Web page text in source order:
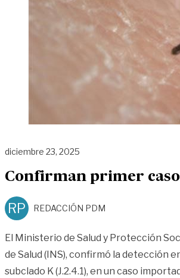
diciembre 23, 2025
Confirman primer caso
RP REDACCIÓN PDM
El Ministerio de Salud y Protección
de Salud (INS), confirmó la detección
subclado K (J.2.4.1), en un caso